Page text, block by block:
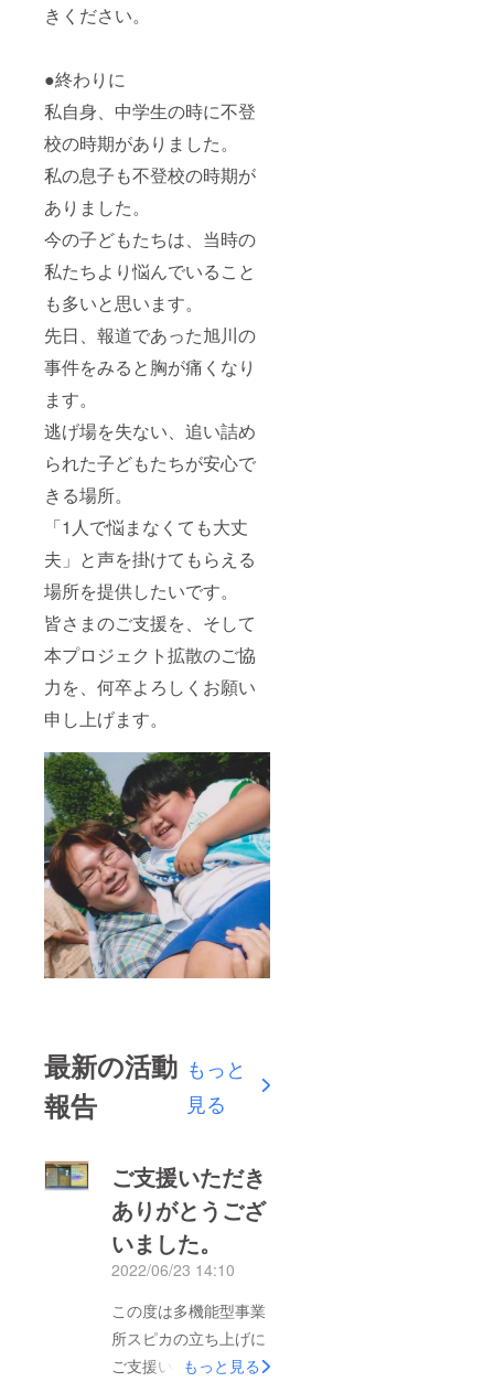
きください。
●終わりに
私自身、中学生の時に不登
校の時期がありました。
私の息子も不登校の時期が
ありました。
今の子どもたちは、当時の
私たちより悩んでいること
も多いと思います。
先日、報道であった旭川の
事件をみると胸が痛くなり
ます。
逃げ場を失ない、追い詰め
られた子どもたちが安心で
きる場所。
「1人で悩まなくても大丈
夫」と声を掛けてもらえる
場所を提供したいです。
皆さまのご支援を、そして
本プロジェクト拡散のご協
力を、何卒よろしくお願い
申し上げます。
最新の活動
報告
もっと
見る
ご支援いただき
ありがとうござ
いました。
2022/06/23 14:10
この度は多機能型事業
所スピカの立ち上げに
ご支援いただきありが
もっと見る